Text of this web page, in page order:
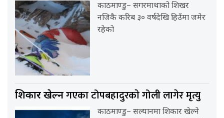
काठमाण्डु– सगरमाथाको शिखर
नजिकै करिब ३० वर्षदेखि हिउँमा जमेर
रहेको
शिकार खेल्नगएका टोपबहादुरकाे गोली लागेर मृत्यु
काठमाण्डु– सल्यानमा शिकार खेल्ने